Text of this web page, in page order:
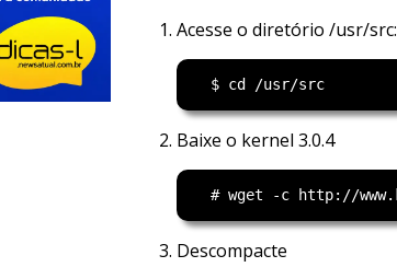
Acesse o diretório /usr/src:
Baixe o kernel 3.0.4
Descompacte